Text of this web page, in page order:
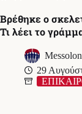
Βρέθηκε ο
Τι λέει το
29